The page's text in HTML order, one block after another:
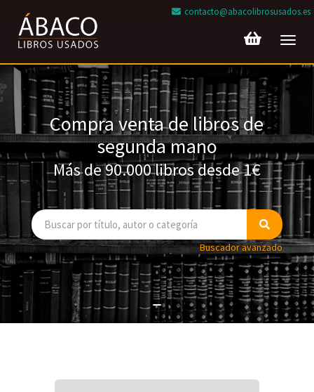
contacto@abacolibrosusados.es
Compra venta de libros de
segunda mano
Más de 90.000 libros desde 1€
Buscador avanzado